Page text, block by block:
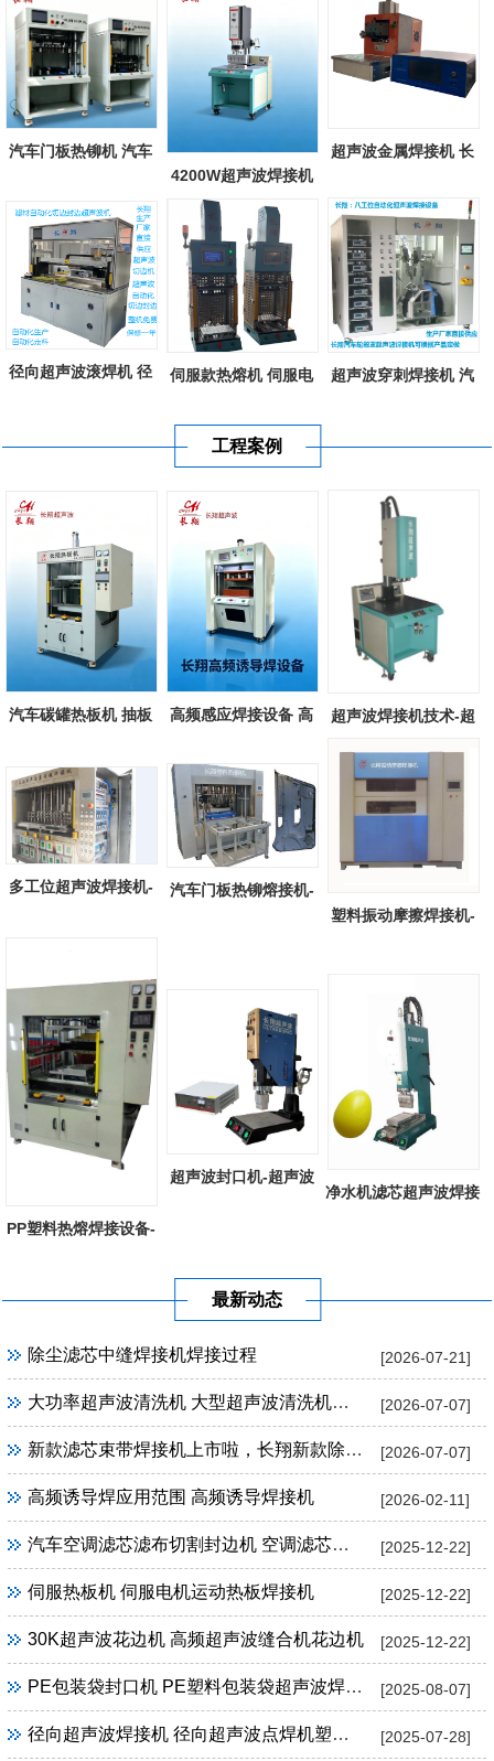
汽车门板热铆机 汽车
4200W超声波焊接机
长翔大功率超...
超声波金属焊接机 长
径向超声波滚焊机 径
伺服款热熔机 伺服电
超声波穿刺焊接机 汽
工程案例
汽车碳罐热板机 抽板
高频感应焊接设备 高
超声波焊接机技术-超
声波塑料焊...
多工位超声波焊接机-
汽车门板热铆熔接机-
塑料振动摩擦焊接机-
PP塑料热熔焊接设备-
超声波封口机-超声波
净水机滤芯超声波焊接
最新动态
[2026-07-21]
除尘滤芯中缝焊接机焊接过程
[2026-07-07]
大功率超声波清洗机 大型超声波清洗机定制
[2026-07-07]
新款滤芯束带焊接机上市啦，长翔新款除尘滤芯束带焊接机
[2026-02-11]
高频诱导焊应用范围 高频诱导焊接机
[2025-12-22]
汽车空调滤芯滤布切割封边机 空调滤芯超声波切割封边机
[2025-12-22]
伺服热板机 伺服电机运动热板焊接机
[2025-12-22]
30K超声波花边机 高频超声波缝合机花边机
[2025-08-07]
PE包装袋封口机 PE塑料包装袋超声波焊接机封口机
[2025-07-28]
径向超声波焊接机 径向超声波点焊机塑料焊接设备